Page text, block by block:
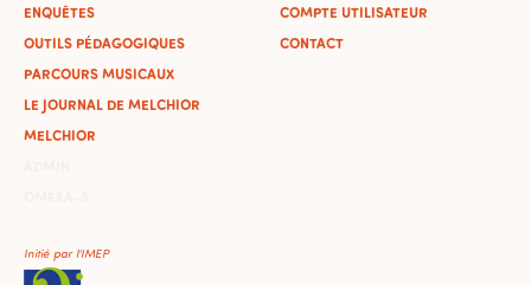
ENQUÊTES
OUTILS PÉDAGOGIQUES
PARCOURS MUSICAUX
LE JOURNAL DE MELCHIOR
MELCHIOR
COMPTE UTILISATEUR
CONTACT
Initié par l'IMEP